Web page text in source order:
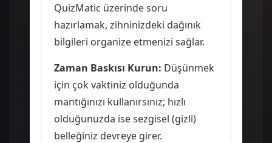
QuizMatic üzerinde soru
hazırlamak, zihninizdeki dağınık
bilgileri organize etmenizi sağlar.
Zaman Baskısı Kurun: Düşünmek
için çok vaktiniz olduğunda
mantığınızı kullanırsınız; hızlı
olduğunuzda ise sezgisel (gizli)
belleğiniz devreye girer.